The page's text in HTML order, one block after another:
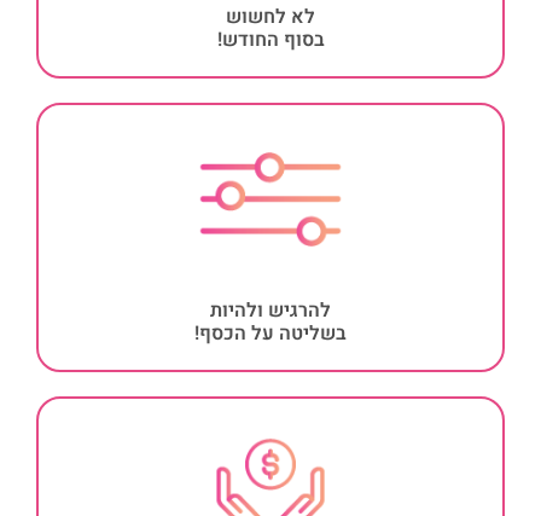
לא לחשוש
בסוף החודש!
להרגיש ולהיות
בשליטה על הכסף!